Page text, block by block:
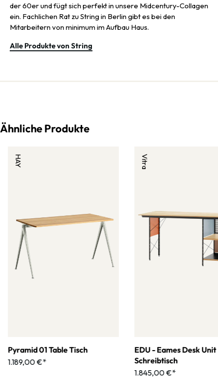
der 60er und fügt sich perfekt in unsere Midcentury-Collagen
ein. Fachlichen Rat zu String in Berlin gibt es bei den
Mitarbeitern von minimum im Aufbau Haus.
Alle Produkte von String
Ähnliche Produkte
HAY
Pyramid 01 Table Tisch
1.189,00 €*
Vitra
EDU - Eames Desk Unit
Schreibtisch
1.845,00 €*